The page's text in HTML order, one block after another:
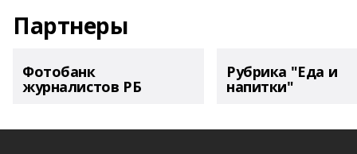
Партнеры
Фотобанк
журналистов РБ
Рубрика "Еда и
напитки"